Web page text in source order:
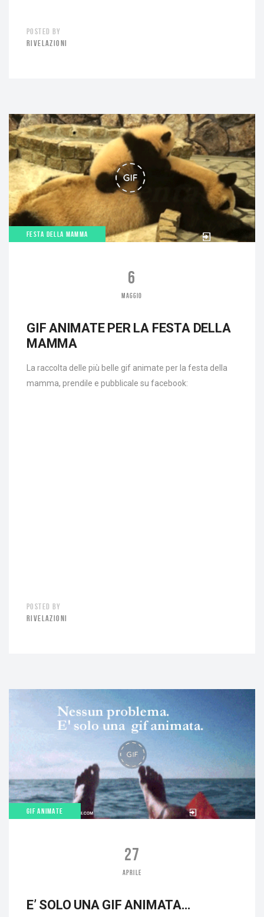
POSTED BY
RIVELAZIONI
FESTA DELLA MAMMA
6
MAGGIO
GIF ANIMATE PER LA FESTA DELLA
MAMMA
La raccolta delle più belle gif animate per la festa della
mamma, prendile e pubblicale su facebook:
POSTED BY
RIVELAZIONI
GIF ANIMATE
27
APRILE
E’ SOLO UNA GIF ANIMATA…